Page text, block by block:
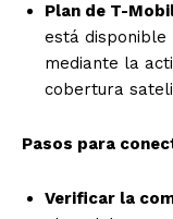
Plan de T-
está disponible
mediante la
cobertura
Pasos para
Verificar la